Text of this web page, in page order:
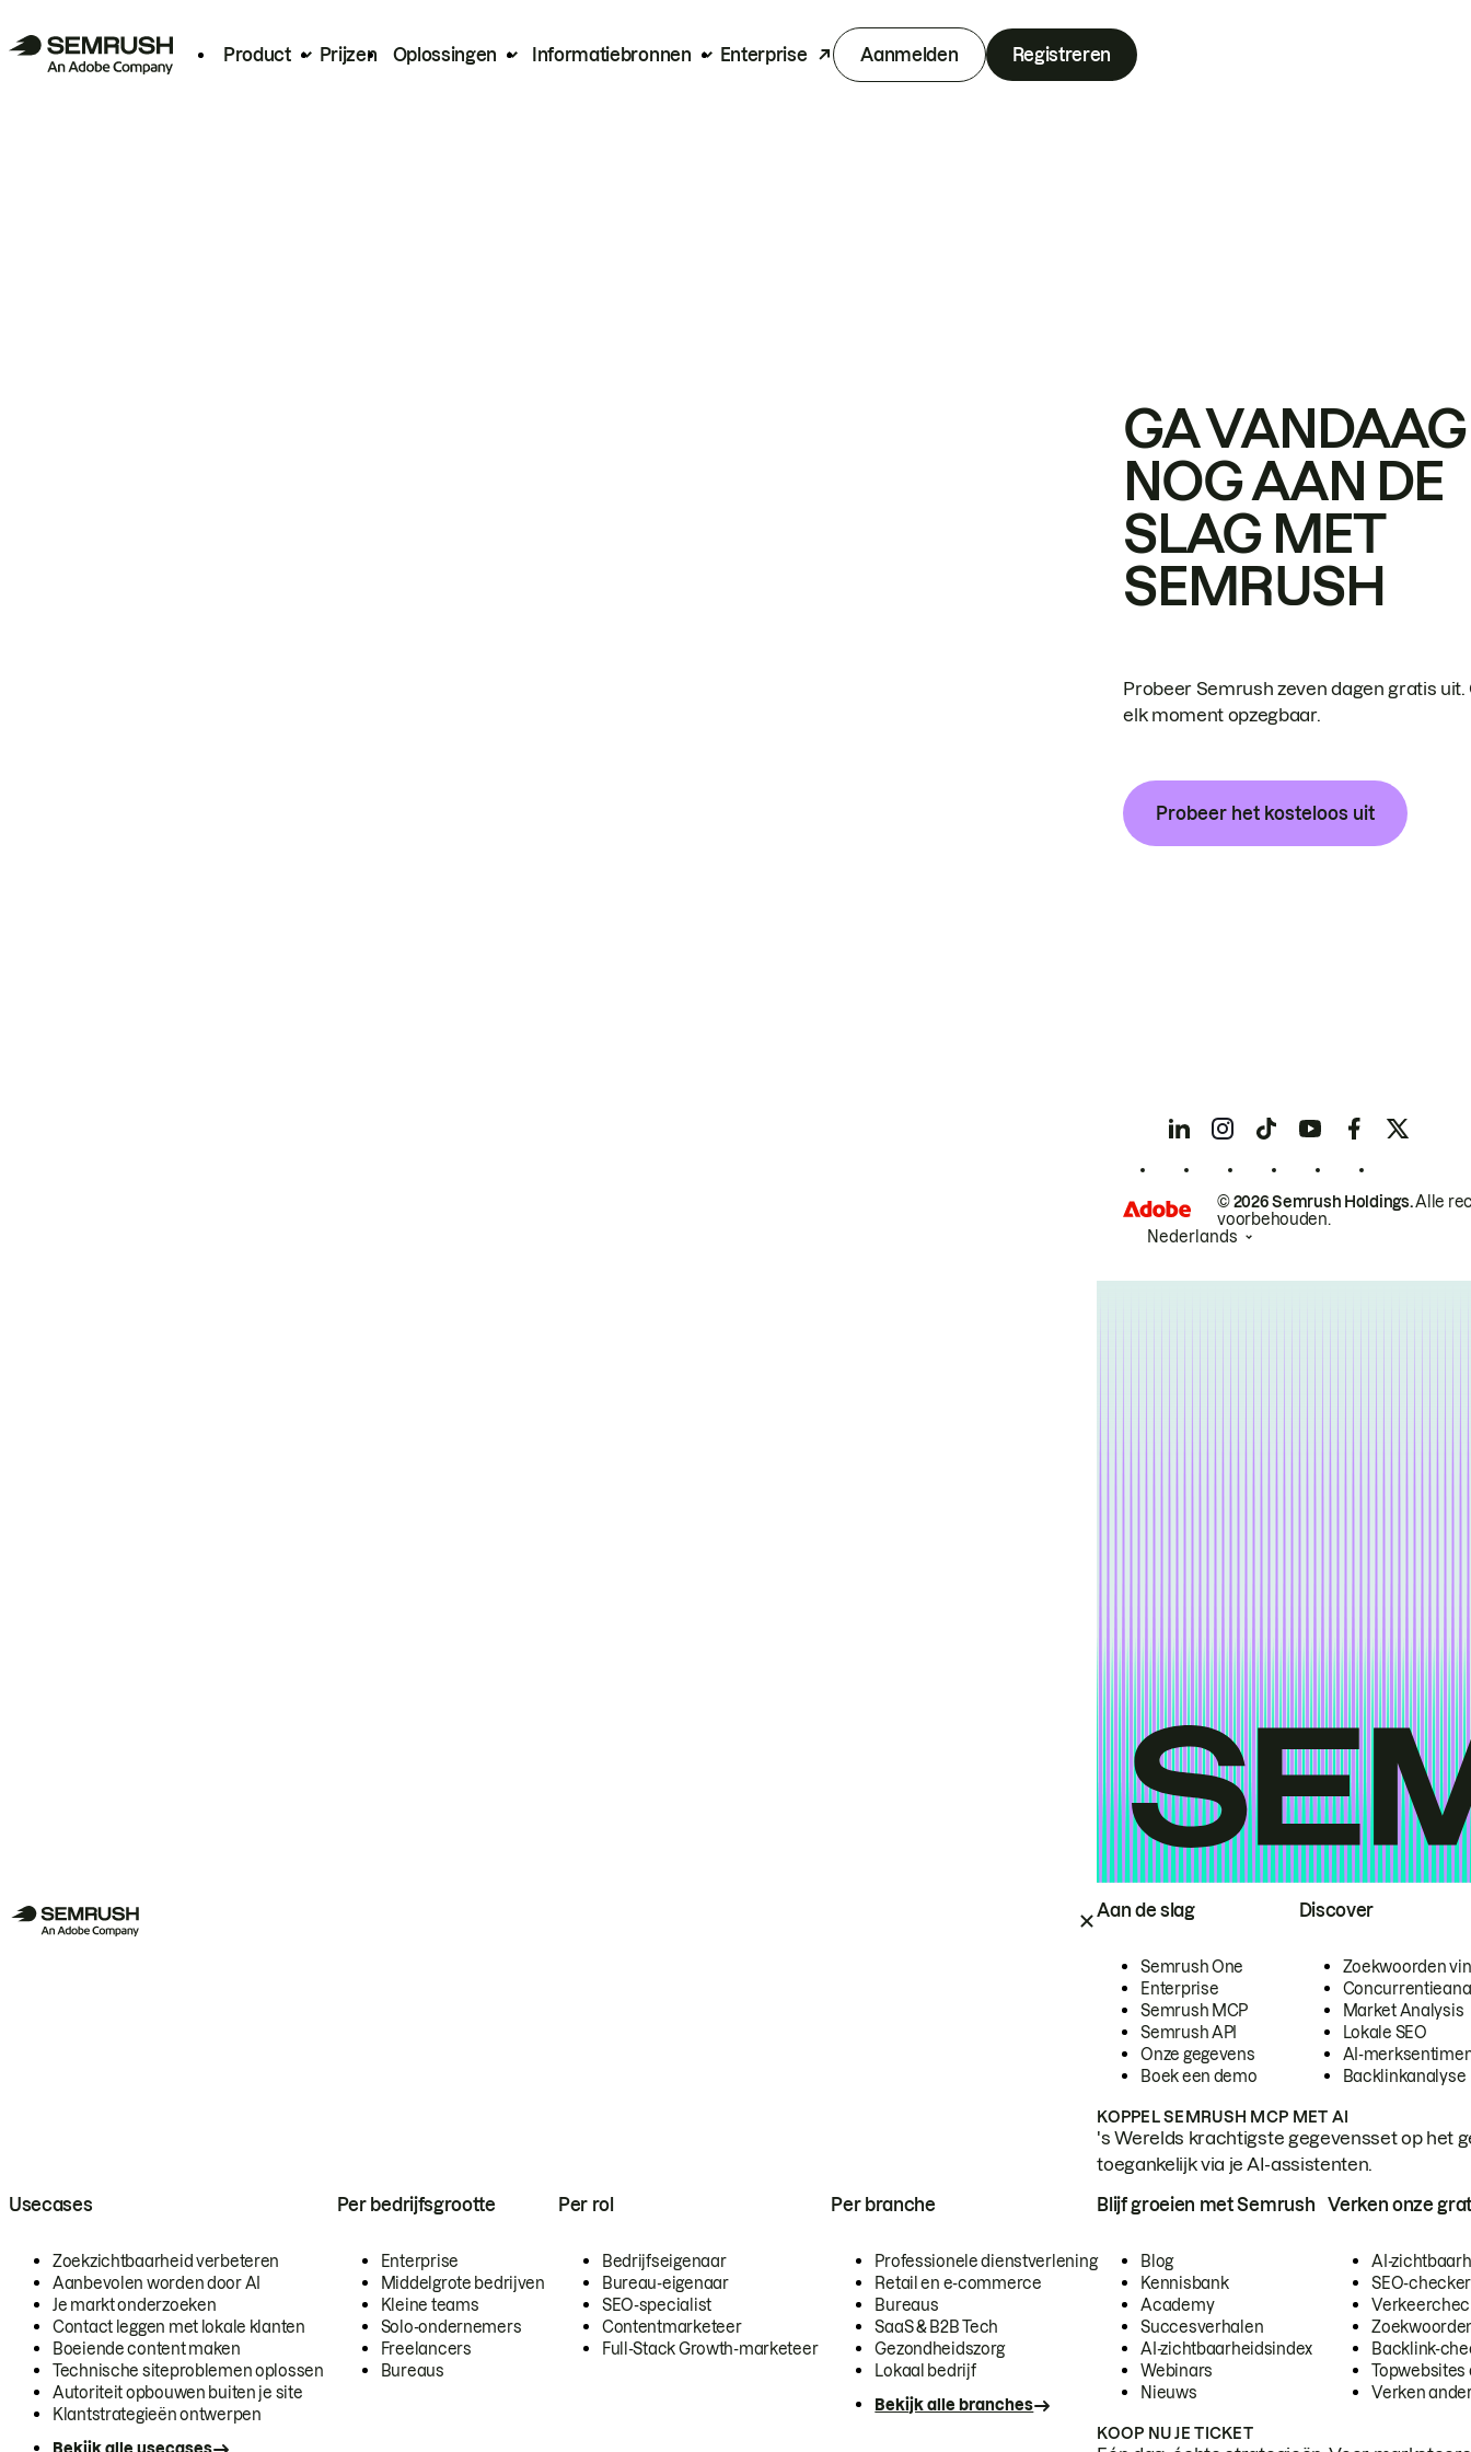
Product Prijzen Oplossingen Informatiebronnen Enterprise Aanmelden Registreren
Aan de slag
Semrush One
Enterprise
Semrush MCP
Semrush API
Onze gegevens
Boek een demo
Discover
Zoekwoorden
Market Analysis
Lokale SEO
AI-
Backlinkanalyse
KOPPEL SEMRUSH MCP MET AI
's Werelds krachtigste gegevensset op het
toegankelijk via je AI-assistenten.
Usecases
Zoekzichtbaarheid verbeteren
Aanbevolen worden door AI
Je markt onderzoeken
Contact leggen met lokale klanten
Boeiende content maken
Technische siteproblemen oplossen
Autoriteit opbouwen buiten je site
Klantstrategieën ontwerpen
Per bedrijfsgrootte
Enterprise
Middelgrote bedrijven
Kleine teams
Solo-ondernemers
Freelancers
Bureaus
Per rol
Bedrijfseigenaar
Bureau-eigenaar
SEO-specialist
Contentmarketeer
Full-Stack Growth-marketeer
Per branche
Professionele dienstverlening
Retail en e-commerce
Bureaus
SaaS & B2B Tech
Gezondheidszorg
Lokaal bedrijf
Bekijk alle branches
Blijf groeien met Semrush
Blog
Kennisbank
Academy
Succesverhalen
AI-zichtbaarheidsindex
Webinars
Nieuws
Verken onze
AI-
SEO-checker
Backlink-
Topwebsites
Verken
KOOP NU JE TICKET
GA VANDAAG
NOG AAN DE
SLAG MET
SEMRUSH
Probeer Semrush zeven dagen gratis uit.
elk moment opzegbaar.
Probeer het kosteloos uit
© 2026 Semrush Holdings.Alle
voorbehouden.
Nederlands